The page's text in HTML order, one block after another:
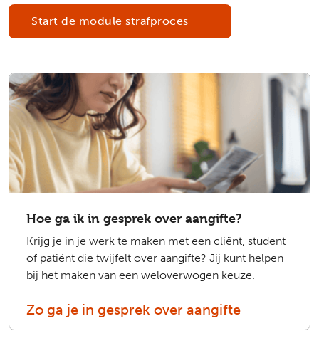
Start de module strafproces
Hoe ga ik in gesprek over aangifte?
Krijg je in je werk te maken met een cliënt, student
of patiënt die twijfelt over aangifte? Jij kunt helpen
bij het maken van een weloverwogen keuze.
Zo ga je in gesprek over aangifte